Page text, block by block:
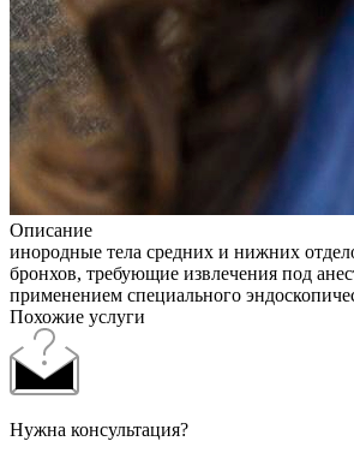
Описание
инородные тела средних и нижних
бронхов, требующие извлечения под
применением специального
Похожие услуги
Нужна консультация?